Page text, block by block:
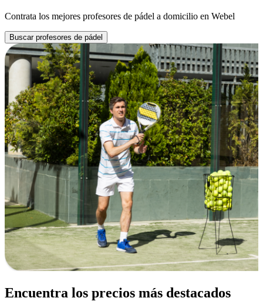
Contrata los mejores profesores de pádel a domicilio en Webel
Buscar profesores de pádel
Encuentra los precios más destacados